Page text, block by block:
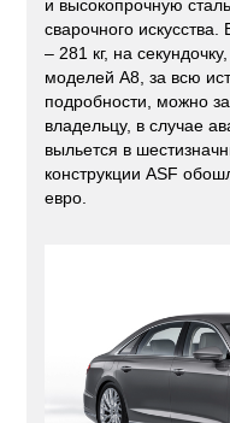
и высокопрочную
сварочного искусства.
– 281 кг, на
моделей A8, за всю
подробности, можно
владельцу, в случае
выльется в
конструкции ASF
евро.